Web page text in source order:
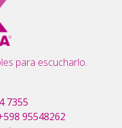
para escucharlo.
7355
95548262